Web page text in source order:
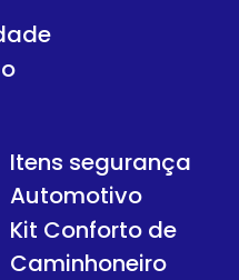
Itens segurança
Automotivo
Kit Conforto de
Caminhoneiro